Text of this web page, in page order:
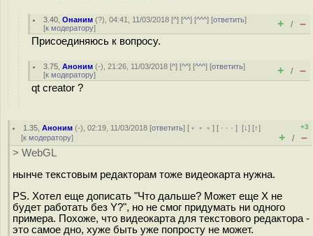
3.40 ,Онаним (?), 04:41, 11/03/2018 [^] [^^] [^^^] [ответить]
[к модератору] + / –
Присоединяюсь к вопросу.
3.75 ,Аноним (-), 21:26, 11/03/2018 [^] [^^] [^^^] [ответить]
[к модератору] + / –
qt creator ?
1.35 ,Аноним (-), 02:19, 11/03/2018 [ответить] [ ﹢﹢﹢] [ · · ·][↓] [↑]
[к модератору]
+3
+ / –
> WebGL
нынче текстовым редакторам тоже видеокарта нужна.
PS. Хотел еще дописать "Что дальше? Может еще X не
будет работать без Y?", но не смог придумать ни одного
примера. Похоже, что видеокарта для текстового редактора -
это самое дно, хуже быть уже попросту не может.